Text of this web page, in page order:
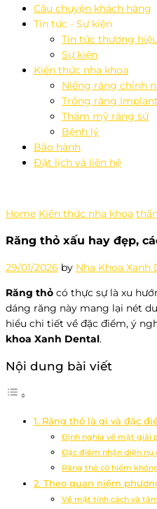
Câu chuyện khách hàng
Tin tức - Sự kiện
Tin tức thương hiệu
Sự kiện
Kiến thức nha khoa
Niềng răng chỉnh
Trồng răng Implant
Thẩm mỹ răng sứ
Bệnh lý
Bảo hành
Đặt lịch và liên hệ
Home Kiến thức nha khoa
Răng thỏ xấu hay đẹp,
29/01/2026 by Nha Khoa Xanh
Răng thỏ có thực sự là xu
dáng răng này mang lại nét
hiểu chi tiết về đặc điểm, ý
khoa Xanh Dental.
Nội dung bài viết
1. Răng thỏ là gì và đặc
Định nghĩa về mặt giải
Đặc điểm nhận diện nụ
Răng thỏ có hiếm
2. Theo quan niệm
Về mặt tính cách và